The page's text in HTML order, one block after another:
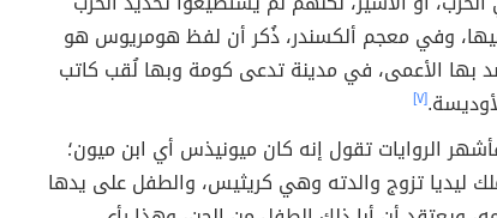
وفي معجم ألكسندر، ذُكر أن لفظ هومريوس هو
بها الأعمى، في مدينة تدعى كومة وبها لُقب كاتب
[٧]
الروايات تقول إنه كان ميونيذس أي ابن ميون؛
ليديا تزوج والدته وهي كريثيس، والطفل على يدها